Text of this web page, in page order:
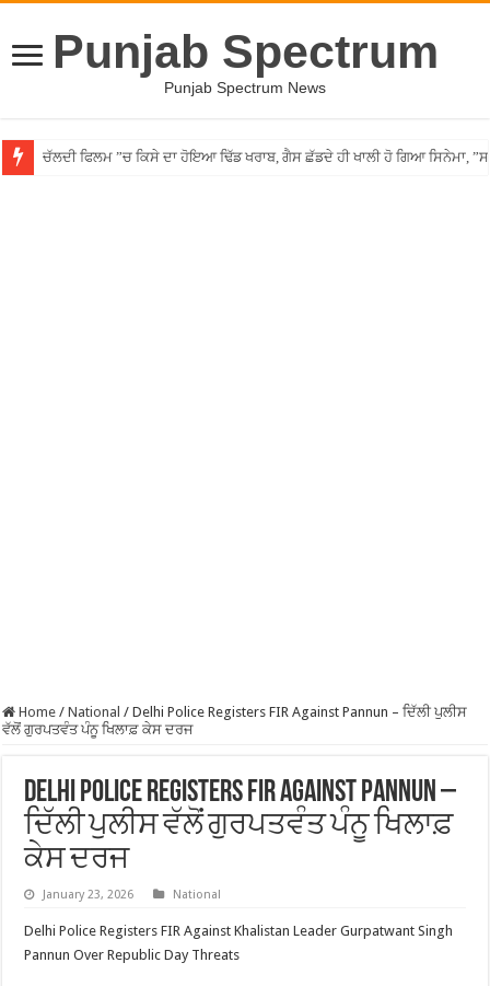
Punjab Spectrum
Punjab Spectrum News
ਚੱਲਦੀ ਫਿਲਮ ”ਚ ਕਿਸੇ ਦਾ ਹੋਇਆ ਢਿੱਡ ਖਰਾਬ, ਗੈਸ ਛੱਡਦੇ ਹੀ ਖਾਲੀ ਹੋ ਗਿਆ ਸਿਨੇਮਾ,
Home / National / Delhi Police Registers FIR Against Pannun – ਦਿੱਲੀ ਪੁਲੀਸ
ਵੱਲੋਂ ਗੁਰਪਤਵੰਤ ਪੰਨੂ ਖਿਲਾਫ਼ ਕੇਸ ਦਰਜ
Delhi Police Registers FIR Against Pannun –
ਦਿੱਲੀ ਪੁਲੀਸ ਵੱਲੋਂ ਗੁਰਪਤਵੰਤ ਪੰਨੂ ਖਿਲਾਫ਼
ਕੇਸ ਦਰਜ
January 23, 2026 National
Delhi Police Registers FIR Against Khalistan Leader Gurpatwant Singh
Pannun Over Republic Day Threats